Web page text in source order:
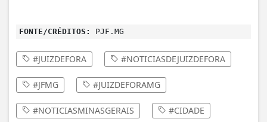
FONTE/CRÉDITOS: PJF.MG
#JUIZDEFORA #NOTICIASDEJUIZDEFORA
#JFMG #JUIZDEFORAMG
#NOTICIASMINASGERAIS #CIDADE